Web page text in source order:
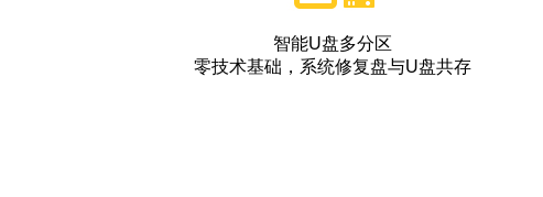
智能U盘多分区
零技术基础，系统修复盘与U盘共存